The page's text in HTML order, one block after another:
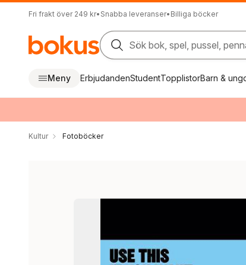
Fri frakt över 249 kr• Snabba leveranser• Billiga böcker
Sök bok, spel, pussel,
Meny ErbjudandenStudentTopplistorBarn &
Kultur Fotoböcker